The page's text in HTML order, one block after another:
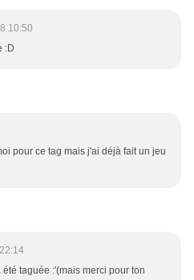
10:50
:D
pour ce tag mais j'ai déjà fait un jeu
taguée :'(mais merci pour ton